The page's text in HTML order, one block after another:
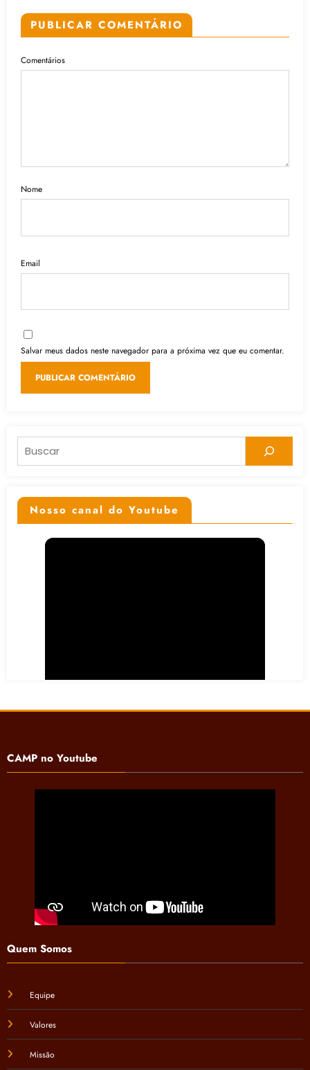
PUBLICAR COMENTÁRIO
Comentários
Nome
Email
Salvar meus dados neste navegador para a próxima vez que eu comentar.
Pesquisar
Nosso canal do Youtube
CAMP no Youtube
Quem Somos
Equipe
Valores
Missão